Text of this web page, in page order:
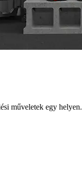
műveletek egy helyen.